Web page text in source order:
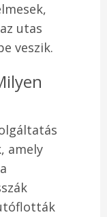
utas
veszik.
amely